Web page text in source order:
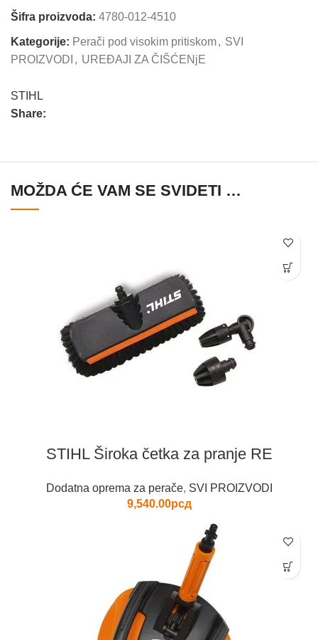
Šifra proizvoda: 4780-012-4510
Kategorije: Perači pod visokim pritiskom, SVI
PROIZVODI , UREĐAJI ZA ČIŠĆENjE
STIHL
Share:
MOŽDA ĆE VAM SE SVIDETI …
STIHL Široka četka za pranje RE
Dodatna oprema za perače, SVI PROIZVODI
9,540.00рсд